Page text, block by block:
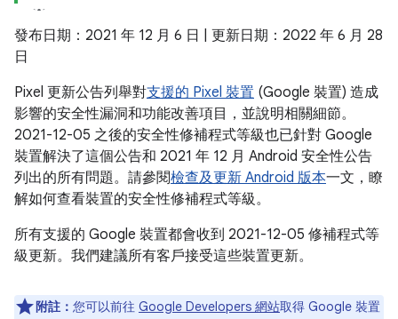
發布日期：2021 年 12 月 6 日 | 更新日期：2022 年 6 月 28
日
Pixel 更新公告列舉對支援的 Pixel 裝置 (Google 裝置) 造成
影響的安全性漏洞和功能改善項目，並說明相關細節。
2021-12-05 之後的安全性修補程式等級也已針對 Google
裝置解決了這個公告和 2021 年 12 月 Android 安全性公告
列出的所有問題。請參閱檢查及更新 Android 版本一文，瞭
解如何查看裝置的安全性修補程式等級。
所有支援的 Google 裝置都會收到 2021-12-05 修補程式等
級更新。我們建議所有客戶接受這些裝置更新。
附註： 您可以前往 Google Developers 網站取得 Google 裝置